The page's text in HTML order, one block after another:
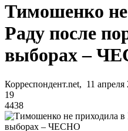
Тимошенко
Раду после
выборах –
Корреспондент.net, 11 апреля
19
4438